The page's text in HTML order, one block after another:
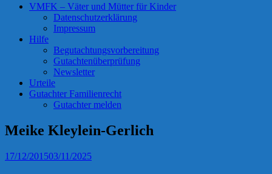
VMFK – Väter und Mütter für Kinder
Datenschutzerklärung
Impressum
Hilfe
Begutachtungsvorbereitung
Gutachtenüberprüfung
Newsletter
Urteile
Gutachter Familienrecht
Gutachter melden
Meike Kleylein-Gerlich
17/12/201503/11/2025